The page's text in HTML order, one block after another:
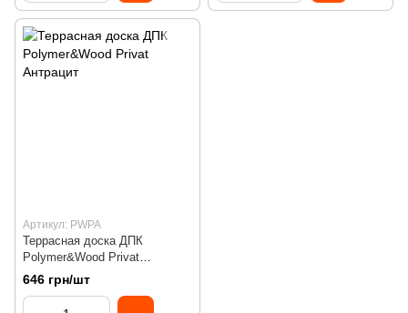
Артикул: PWPA
Террасная доска ДПК
Polymer&Wood Privat
Антрацит
646 грн/шт